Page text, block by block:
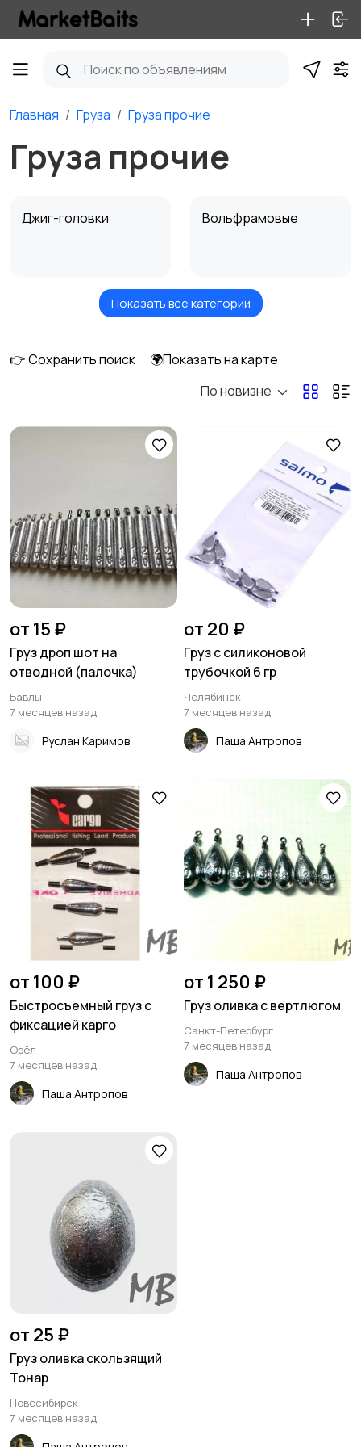
Главная Груза Груза прочие
Груза прочие
Джиг-головки Вольфрамовые
Грузила разборные Грузила поплавочные
Показать все категории
👉 Сохранить поиск
🌍Показать на карте
По новизне
от 15 ₽
Груз дроп шот на
отводной (палочка)
Бавлы
7 месяцев назад
Руслан Каримов
от 20 ₽
Груз с силиконовой
трубочкой 6 гр
Челябинск
7 месяцев назад
Паша Антропов
от 100 ₽
Быстросъемный груз с
фиксацией карго
Орёл
7 месяцев назад
Паша Антропов
от 1 250 ₽
Груз оливка с вертлюгом
Санкт-Петербург
7 месяцев назад
Паша Антропов
от 25 ₽
Груз оливка скользящий
Тонар
Новосибирск
7 месяцев назад